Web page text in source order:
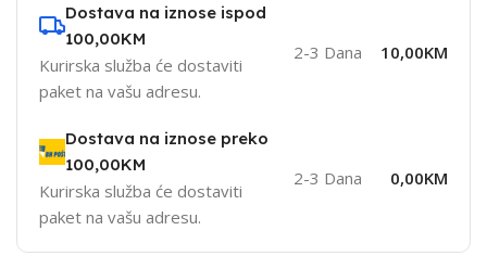
Dostava na iznose ispod
100,00KM
Kurirska služba će dostaviti
paket na vašu adresu.
2-3 Dana 10,00KM
Dostava na iznose preko
100,00KM
Kurirska služba će dostaviti
paket na vašu adresu.
2-3 Dana 0,00KM